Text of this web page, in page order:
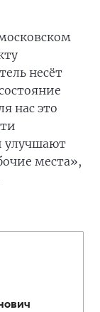
несёт
нас это
улучшают
места»,